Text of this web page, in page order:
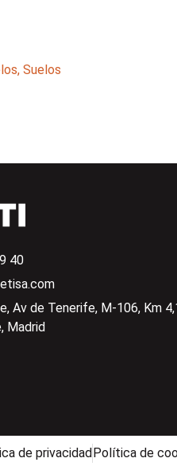
, Suelos
40
Av de Tenerife, M-106, Km
Madrid
de privacidadPolítica de